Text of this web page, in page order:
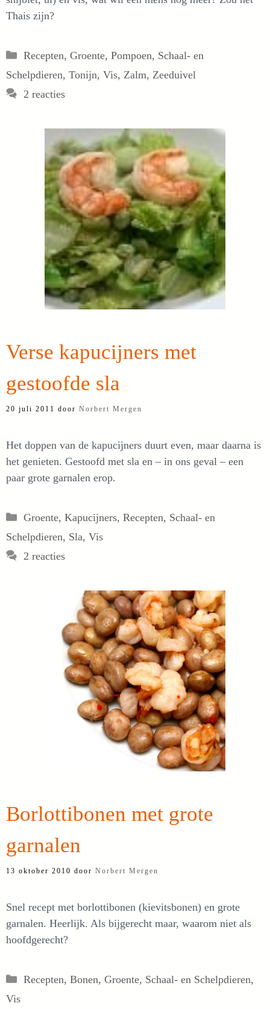
Thais zijn?
Categorieën
Recepten, Groente, Pompoen, Schaal- en
Schelpdieren, Tonijn, Vis, Zalm, Zeeduivel
2 reacties
Verse kapucijners met
gestoofde sla
20 juli 2011 door Norbert Mergen
Het doppen van de kapucijners duurt even, maar daarna is
het genieten. Gestoofd met sla en – in ons geval – een
paar grote garnalen erop.
Categorieën
Groente, Kapucijners, Recepten, Schaal- en
Schelpdieren, Sla, Vis
2 reacties
Borlottibonen met grote
garnalen
13 oktober 2010 door Norbert Mergen
Snel recept met borlottibonen (kievitsbonen) en grote
garnalen. Heerlijk. Als bijgerecht maar, waarom niet als
hoofdgerecht?
Categorieën
Recepten, Bonen, Groente, Schaal- en Schelpdieren,
Vis